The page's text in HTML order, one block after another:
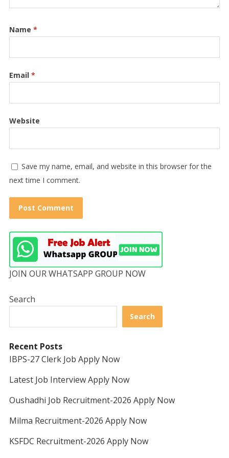
Name *
Email *
Website
Save my name, email, and website in this browser for the
next time I comment.
JOIN OUR WHATSAPP GROUP NOW
Search
Search
Recent Posts
IBPS-27 Clerk Job Apply Now
Latest Job Interview Apply Now
Oushadhi Job Recruitment-2026 Apply Now
Milma Recruitment-2026 Apply Now
KSFDC Recruitment-2026 Apply Now